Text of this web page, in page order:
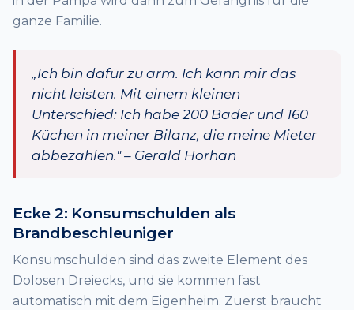
ganze Familie.
„Ich bin dafür zu arm. Ich kann mir das
nicht leisten. Mit einem kleinen
Unterschied: Ich habe 200 Bäder und 160
Küchen in meiner Bilanz, die meine Mieter
abbezahlen." – Gerald Hörhan
Ecke 2: Konsumschulden als
Brandbeschleuniger
Konsumschulden sind das zweite Element des
Dolosen Dreiecks, und sie kommen fast
automatisch mit dem Eigenheim. Zuerst braucht